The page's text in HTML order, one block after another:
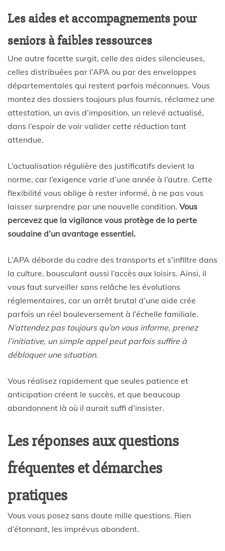
Les aides et accompagnements pour
seniors à faibles ressources
Une autre facette surgit, celle des aides silencieuses,
celles distribuées par l’APA ou par des enveloppes
départementales qui restent parfois méconnues. Vous
montez des dossiers toujours plus fournis, réclamez une
attestation, un avis d’imposition, un relevé actualisé,
dans l’espoir de voir valider cette réduction tant
attendue.
L’actualisation régulière des justificatifs devient la
norme, car l’exigence varie d’une année à l’autre. Cette
flexibilité vous oblige à rester informé, à ne pas vous
laisser surprendre par une nouvelle condition. Vous
percevez que la vigilance vous protège de la perte
soudaine d’un avantage essentiel.
L’APA déborde du cadre des transports et s’infiltre dans
la culture, bousculant aussi l’accès aux loisirs. Ainsi, il
vous faut surveiller sans relâche les évolutions
réglementaires, car un arrêt brutal d’une aide crée
parfois un réel bouleversement à l’échelle familiale.
N’attendez pas toujours qu’on vous informe, prenez
l’initiative, un simple appel peut parfois suffire à
débloquer une situation.
Vous réalisez rapidement que seules patience et
anticipation créent le succès, et que beaucoup
abandonnent là où il aurait suffi d’insister.
Les réponses aux questions
fréquentes et démarches
pratiques
Vous vous posez sans doute mille questions. Rien
d’étonnant, les imprévus abondent.